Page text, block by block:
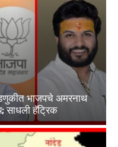
भाजपचे अमरनाथ
साधली हॅट्रिक